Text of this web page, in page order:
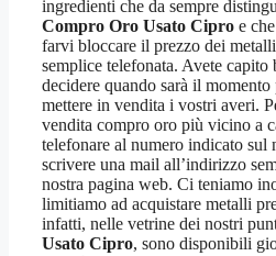
ingredienti che da sempre
Compro Oro Usato Cipro e
farvi bloccare il prezzo dei
semplice telefonata. Avete capito
decidere quando sarà il
mettere in vendita i vostri averi.
vendita compro oro più vicino a
telefonare al numero indicato sul
scrivere una mail all’indirizzo
nostra pagina web. Ci teniamo
limitiamo ad acquistare metalli
infatti, nelle vetrine dei nostri
Usato Cipro, sono disponibili